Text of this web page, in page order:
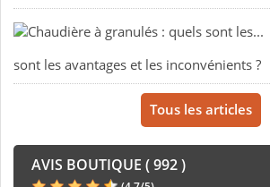
sont les avantages et les inconvénients ?
Tous les articles
AVIS BOUTIQUE ( 992 )